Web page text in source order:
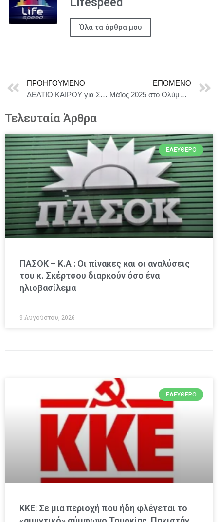
Όλα τα άρθρα μου
ΠΡΟΗΓΟΎΜΕΝΟ
ΔΕΛΤΙΟ ΚΑΙΡΟΥ για Σάββατο 3/5
ΕΠΌΜΕΝΟ
Μάϊος 2025 στο Ολύμπια, Δημοτικό Μουσικό Θέατρο: «Χορεύοντας με τη Συμφωνική» 12 Μαΐου και 13 Μάϊου συναυλία με την Εθνική Συμφωνική Ορχήστρα της ΕΡΤ
Τελευταία Άρθρα
ΕΛΕΎΘΕΡΟ
ΠΑΣΟΚ – Κ.Α : Οι πίνακες και οι αναλύσεις
του κ. Σκέρτσου διαρκούν όσο ένα
ηλιοβασίλεμα
9 Αυγούστου, 2026
ΕΛΕΎΘΕΡΟ
ΚΚΕ: Σε μια περιοχή που ήδη φλέγεται το